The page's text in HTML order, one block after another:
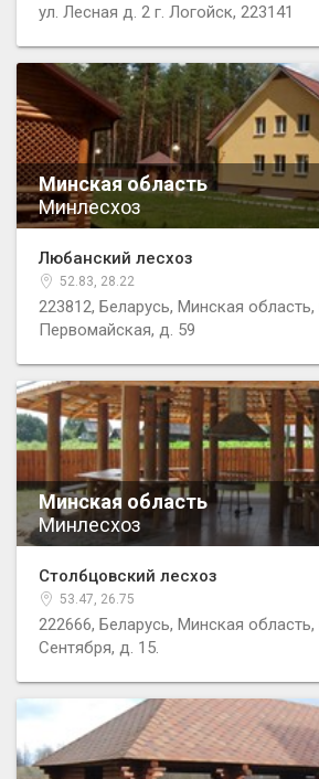
ул. Лесная д. 2 г. Логойск, 223141
Минская область
Минлесхоз
Любанский лесхоз
52.83, 28.22
223812, Беларусь, Минская
Первомайская, д. 59
Минская область
Минлесхоз
Столбцовский лесхоз
53.47, 26.75
222666, Беларусь, Минская
Сентября, д. 15.